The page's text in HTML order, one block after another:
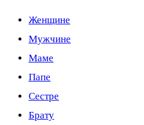
Женщине
Мужчине
Маме
Папе
Сестре
Брату